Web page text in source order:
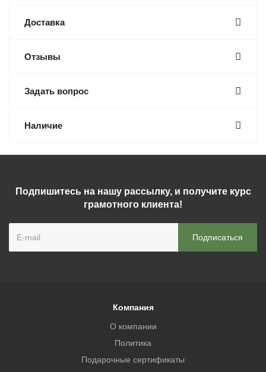
Доставка
Отзывы
Задать вопрос
Наличие
Подпишитесь на нашу рассылку, и получите курс
грамотного клиента!
Компания
О компании
Политика
Подарочные сертификаты